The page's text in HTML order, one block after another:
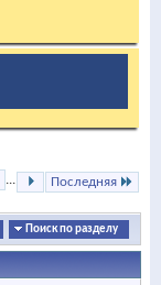
... Последняя
Поиск по разделу